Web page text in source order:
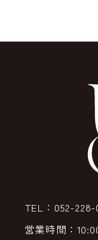
TEL：052-
営業時間：